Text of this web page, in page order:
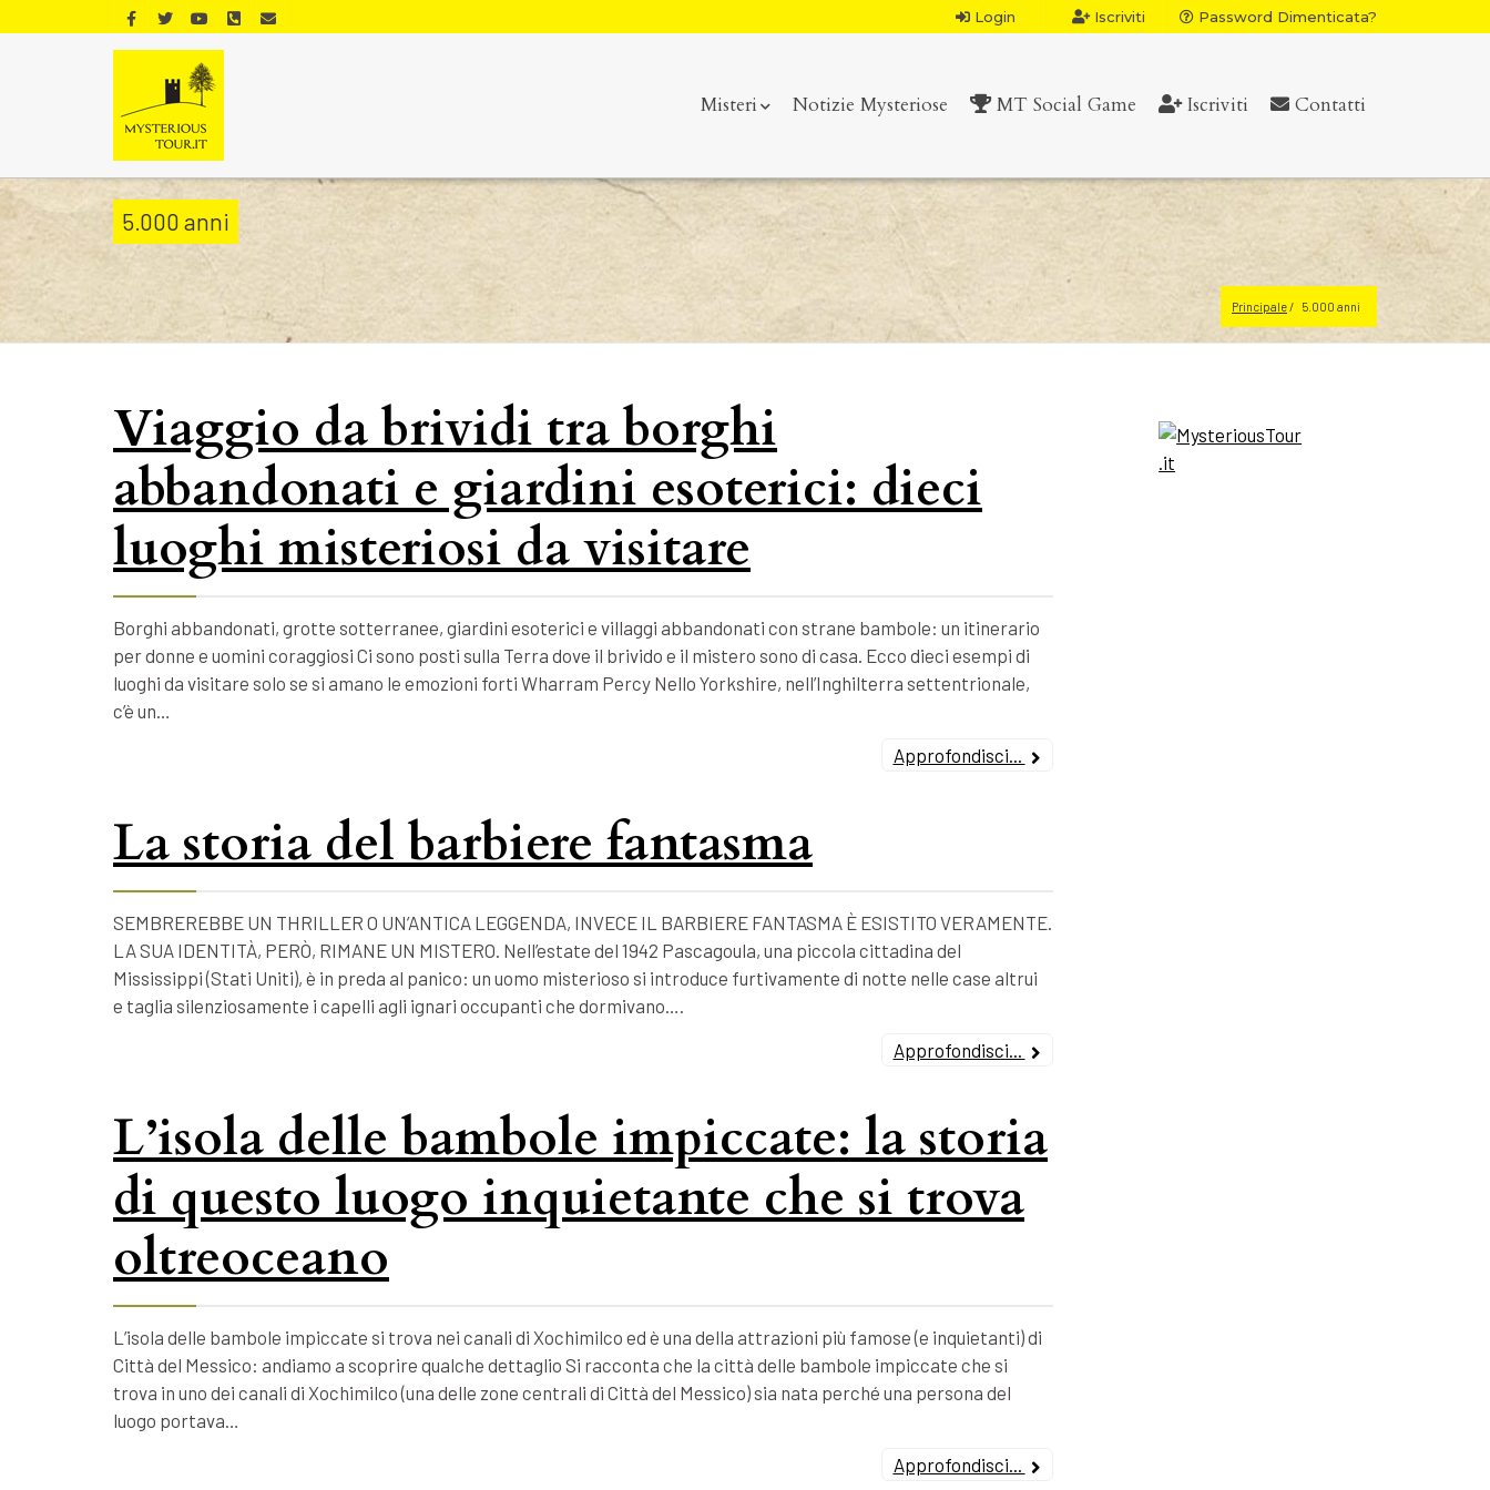
Login Iscriviti Password Dimenticata?
Misteri Notizie Mysteriose MT Social Game Iscriviti Contatti
5.000 anni
Principale 5.000 anni
Viaggio da brividi tra borghi
abbandonati e giardini esoterici: dieci
luoghi misteriosi da visitare
Borghi abbandonati, grotte sotterranee, giardini esoterici e villaggi abbandonati con strane bambole: un itinerario
per donne e uomini coraggiosi Ci sono posti sulla Terra dove il brivido e il mistero sono di casa. Ecco dieci esempi di
luoghi da visitare solo se si amano le emozioni forti Wharram Percy Nello Yorkshire, nell’Inghilterra settentrionale,
c’è un…
Approfondisci...
La storia del barbiere fantasma
SEMBREREBBE UN THRILLER O UN’ANTICA LEGGENDA, INVECE IL BARBIERE FANTASMA È ESISTITO VERAMENTE.
LA SUA IDENTITÀ, PERÒ, RIMANE UN MISTERO. Nell’estate del 1942 Pascagoula, una piccola cittadina del
Mississippi (Stati Uniti), è in preda al panico: un uomo misterioso si introduce furtivamente di notte nelle case altrui
e taglia silenziosamente i capelli agli ignari occupanti che dormivano….
Approfondisci...
L’isola delle bambole impiccate: la storia
di questo luogo inquietante che si trova
oltreoceano
L’isola delle bambole impiccate si trova nei canali di Xochimilco ed è una della attrazioni più famose (e inquietanti) di
Città del Messico: andiamo a scoprire qualche dettaglio Si racconta che la città delle bambole impiccate che si
trova in uno dei canali di Xochimilco (una delle zone centrali di Città del Messico) sia nata perché una persona del
luogo portava…
Approfondisci...